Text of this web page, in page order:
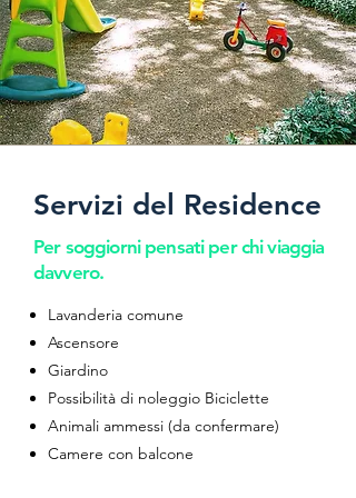
Servizi del Residence
Lavanderia comune
Ascensore
Giardino
Possibilità di noleggio Biciclette
Animali ammessi (da confermare)
Camere con balcone
Per soggiorni pensati per chi viaggia
davvero.